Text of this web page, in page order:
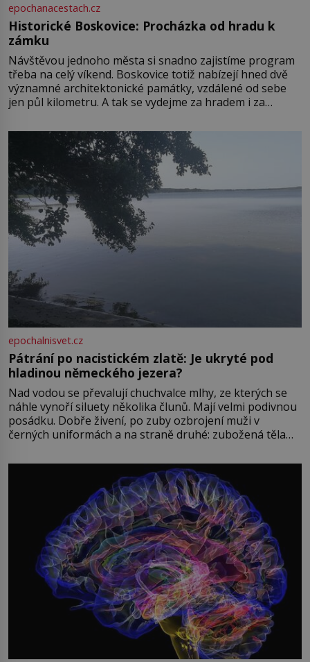
epochanacestach.cz
Historické Boskovice: Procházka od hradu k
zámku
Návštěvou jednoho města si snadno zajistíme program
třeba na celý víkend. Boskovice totiž nabízejí hned dvě
významné architektonické památky, vzdálené od sebe
jen půl kilometru. A tak se vydejme za hradem i za
Boskovice na okraji Drahanské vrchoviny vznikla někdy
ve13. století, a už v roce 1313 kronikáři zaznamenali
epochalnisvet.cz
Pátrání po nacistickém zlatě: Je ukryté pod
hladinou německého jezera?
Nad vodou se převalují chuchvalce mlhy, ze kterých se
náhle vynoří siluety několika člunů. Mají velmi podivnou
posádku. Dobře živení, po zuby ozbrojení muži v
černých uniformách a na straně druhé: zubožená těla
přízračná scéna znamená? Je jaro roku 1945, druhá
světová válka se chýlí ke konci. Jezero Stolpsee